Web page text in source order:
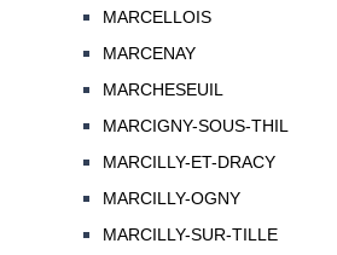
MARCELLOIS
MARCENAY
MARCHESEUIL
MARCIGNY-SOUS-THIL
MARCILLY-ET-DRACY
MARCILLY-OGNY
MARCILLY-SUR-TILLE